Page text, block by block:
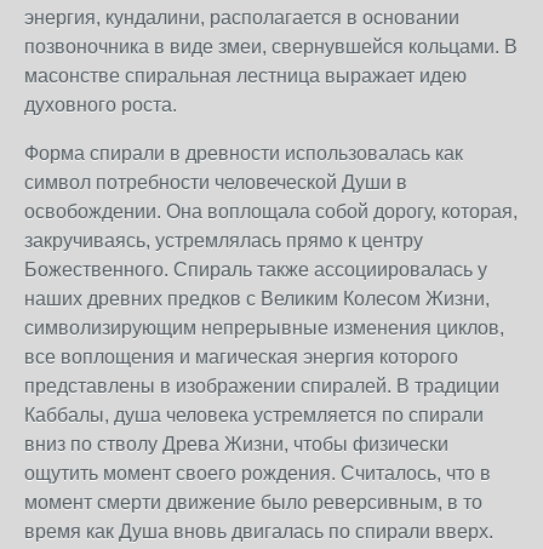
энергия, кундалини, располагается в основании
позвоночника в виде змеи, свернувшейся кольцами. В
масонстве спиральная лестница выражает идею
духовного роста.
Форма спирали в древности использовалась как
символ потребности человеческой Души в
освобождении. Она воплощала собой дорогу, которая,
закручиваясь, устремлялась прямо к центру
Божественного. Спираль также ассоциировалась у
наших древних предков с Великим Колесом Жизни,
символизирующим непрерывные изменения циклов,
все воплощения и магическая энергия которого
представлены в изображении спиралей. В традиции
Каббалы, душа человека устремляется по спирали
вниз по стволу Древа Жизни, чтобы физически
ощутить момент своего рождения. Считалось, что в
момент смерти движение было реверсивным, в то
время как Душа вновь двигалась по спирали вверх.